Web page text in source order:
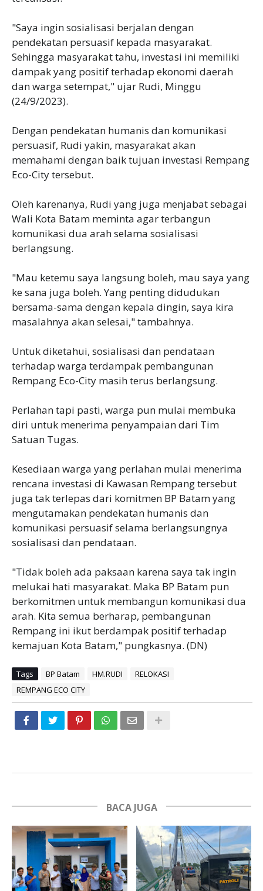
"Saya ingin sosialisasi berjalan dengan
pendekatan persuasif kepada masyarakat.
Sehingga masyarakat tahu, investasi ini memiliki
dampak yang positif terhadap ekonomi daerah
dan warga setempat," ujar Rudi, Minggu
(24/9/2023).
Dengan pendekatan humanis dan komunikasi
persuasif, Rudi yakin, masyarakat akan
memahami dengan baik tujuan investasi Rempang
Eco-City tersebut.
Oleh karenanya, Rudi yang juga menjabat sebagai
Wali Kota Batam meminta agar terbangun
komunikasi dua arah selama sosialisasi
berlangsung.
"Mau ketemu saya langsung boleh, mau saya yang
ke sana juga boleh. Yang penting didudukan
bersama-sama dengan kepala dingin, saya kira
masalahnya akan selesai," tambahnya.
Untuk diketahui, sosialisasi dan pendataan
terhadap warga terdampak pembangunan
Rempang Eco-City masih terus berlangsung.
Perlahan tapi pasti, warga pun mulai membuka
diri untuk menerima penyampaian dari Tim
Satuan Tugas.
Kesediaan warga yang perlahan mulai menerima
rencana investasi di Kawasan Rempang tersebut
juga tak terlepas dari komitmen BP Batam yang
mengutamakan pendekatan humanis dan
komunikasi persuasif selama berlangsungnya
sosialisasi dan pendataan.
"Tidak boleh ada paksaan karena saya tak ingin
melukai hati masyarakat. Maka BP Batam pun
berkomitmen untuk membangun komunikasi dua
arah. Kita semua berharap, pembangunan
Rempang ini ikut berdampak positif terhadap
kemajuan Kota Batam," pungkasnya. (DN)
Tags BP Batam HM.RUDI
RELOKASI
REMPANG ECO CITY
BACA JUGA